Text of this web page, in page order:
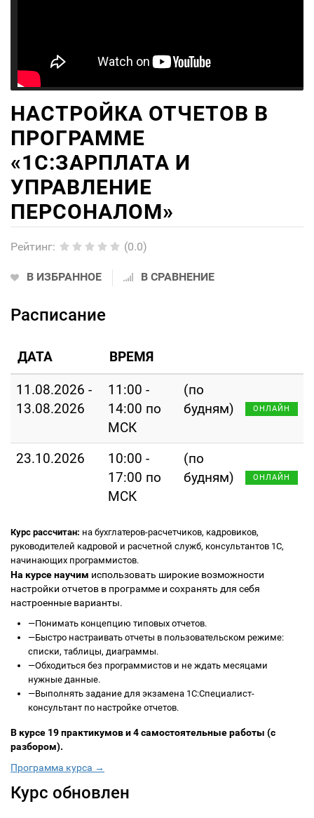
НАСТРОЙКА ОТЧЕТОВ В
ПРОГРАММЕ
«1С:ЗАРПЛАТА И
УПРАВЛЕНИЕ
ПЕРСОНАЛОМ»
Рейтинг: (0.0)
В ИЗБРАННОЕ В СРАВНЕНИЕ
Расписание
ДАТА ВРЕМЯ
11.08.2026 -
13.08.2026
11:00 -
14:00 по
МСК
(по
будням)
ОНЛАЙН
23.10.2026
10:00 -
17:00 по
МСК
(по
будням)
ОНЛАЙН
Курс рассчитан: на бухглатеров-расчетчиков, кадровиков,
руководителей кадровой и расчетной служб, консультантов 1С,
начинающих программистов.
На курсе научим использовать широкие возможности
настройки отчетов в программе и сохранять для себя
настроенные варианты.
—Понимать концепцию типовых отчетов.
—Быстро настраивать отчеты в пользовательском режиме:
списки, таблицы, диаграммы.
—Обходиться без программистов и не ждать месяцами
нужные данные.
—Выполнять задание для экзамена 1С:Специалист-
консультант по настройке отчетов.
В курсе 19 практикумов и 4 самостоятельные работы (с
разбором).
Программа курса →
Курс обновлен